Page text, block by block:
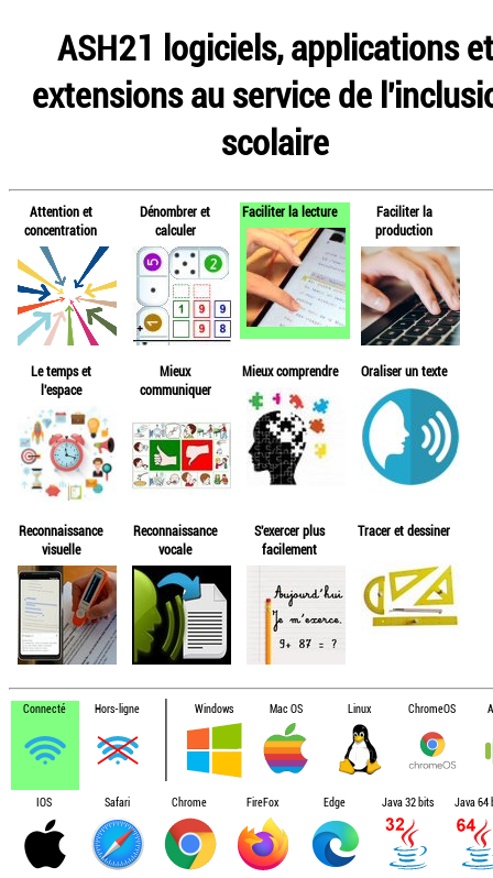
ASH21 logiciels, applications et
extensions au service de
scolaire
Attention et
concentration
Dénombrer et
calculer
Faciliter la lecture
Faciliter la
production
Le temps et
l'espace
Mieux
communiquer
Mieux comprendre Oraliser un texte
Reconnaissance
visuelle
Reconnaissance
vocale
S'exercer plus
facilement
Tracer et dessiner
Connecté Hors-ligne Windows Mac OS Linux ChromeOS
IOS Safari Chrome FireFox Edge Java 32 bits Java 64